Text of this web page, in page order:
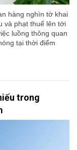
hàng nghìn tờ khai
và phạt thuế lên tới
luồng thông quan
tại thời điểm
trong